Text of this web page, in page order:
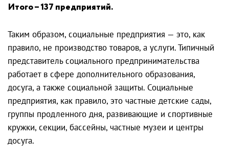
Итого – 137 предприятий.
Таким образом, социальные предприятия — это, как
правило, не производство товаров, а услуги. Типичный
представитель социального предпринимательства
работает в сфере дополнительного образования,
досуга, а также социальной защиты. Социальные
предприятия, как правило, это частные детские сады,
группы продленного дня, развивающие и спортивные
кружки, секции, бассейны, частные музеи и центры
досуга.